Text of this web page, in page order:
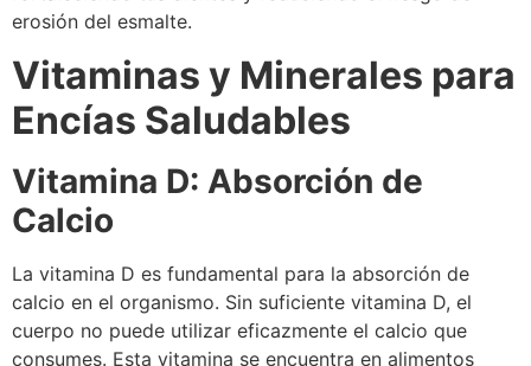
erosión del esmalte.
Vitaminas y Minerales para
Encías Saludables
Vitamina D: Absorción de
Calcio
La vitamina D es fundamental para la absorción de
calcio en el organismo. Sin suficiente vitamina D, el
cuerpo no puede utilizar eficazmente el calcio que
consumes. Esta vitamina se encuentra en alimentos